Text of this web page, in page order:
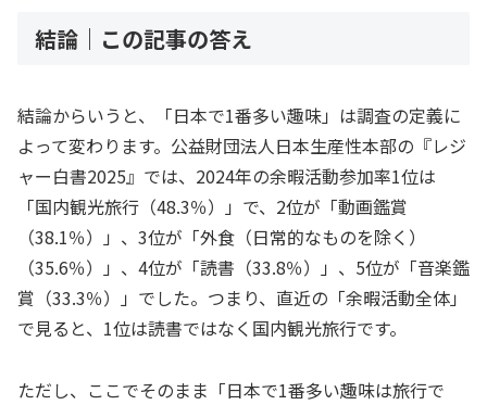
結論｜この記事の答え
結論からいうと、「日本で1番多い趣味」は調査の定義に
よって変わります。公益財団法人日本生産性本部の『レジ
ャー白書2025』では、2024年の余暇活動参加率1位は
「国内観光旅行（48.3％）」で、2位が「動画鑑賞
（38.1％）」、3位が「外食（日常的なものを除く）
（35.6％）」、4位が「読書（33.8％）」、5位が「音楽鑑
賞（33.3％）」でした。つまり、直近の「余暇活動全体」
で見ると、1位は読書ではなく国内観光旅行です。
ただし、ここでそのまま「日本で1番多い趣味は旅行で